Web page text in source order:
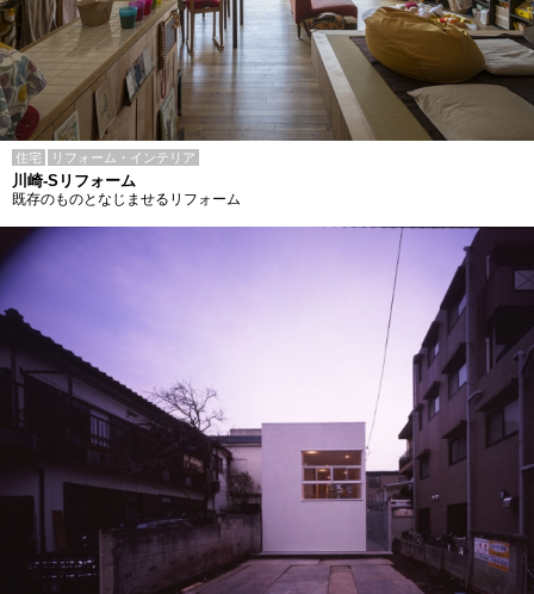
住宅 リフォーム・インテリア
川崎-Sリフォーム
既存のものとなじませるリフォーム